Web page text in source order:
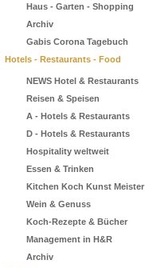
Haus - Garten - Shopping
Archiv
Gabis Corona Tagebuch
Hotels - Restaurants - Food
NEWS Hotel & Restaurants
Reisen & Speisen
A - Hotels & Restaurants
D - Hotels & Restaurants
Hospitality weltweit
Essen & Trinken
Kitchen Koch Kunst Meister
Wein & Genuss
Koch-Rezepte & Bücher
Management in H&R
Archiv